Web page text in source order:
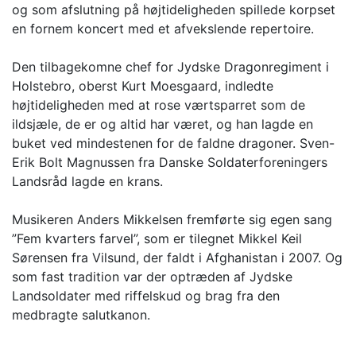
og som afslutning på højtideligheden spillede korpset
en fornem koncert med et afvekslende repertoire.
Den tilbagekomne chef for Jydske Dragonregiment i
Holstebro, oberst Kurt Moesgaard, indledte
højtideligheden med at rose værtsparret som de
ildsjæle, de er og altid har været, og han lagde en
buket ved mindestenen for de faldne dragoner. Sven-
Erik Bolt Magnussen fra Danske Soldaterforeningers
Landsråd lagde en krans.
Musikeren Anders Mikkelsen fremførte sig egen sang
”Fem kvarters farvel”, som er tilegnet Mikkel Keil
Sørensen fra Vilsund, der faldt i Afghanistan i 2007. Og
som fast tradition var der optræden af Jydske
Landsoldater med riffelskud og brag fra den
medbragte salutkanon.